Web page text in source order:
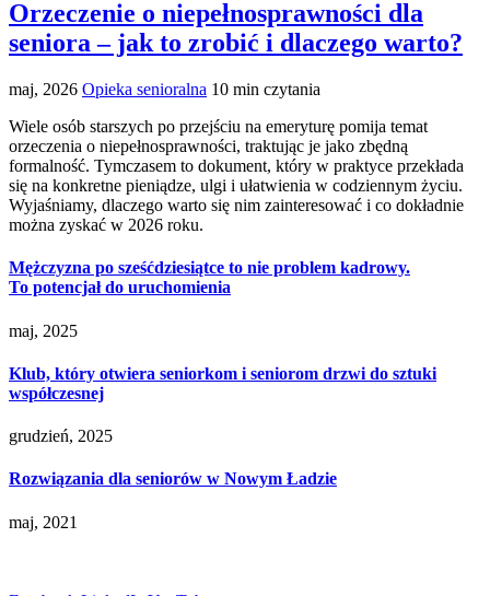
Orzeczenie o niepełnosprawności dla
seniora – jak to zrobić i dlaczego warto?
maj, 2026 Opieka senioralna 10 min czytania
Wiele osób starszych po przejściu na emeryturę pomija temat
orzeczenia o niepełnosprawności, traktując je jako zbędną
formalność. Tymczasem to dokument, który w praktyce przekłada
się na konkretne pieniądze, ulgi i ułatwienia w codziennym życiu.
Wyjaśniamy, dlaczego warto się nim zainteresować i co dokładnie
można zyskać w 2026 roku.
Mężczyzna po sześćdziesiątce to nie problem kadrowy.
To potencjał do uruchomienia
maj, 2025
Klub, który otwiera seniorkom i seniorom drzwi do sztuki
współczesnej
grudzień, 2025
Rozwiązania dla seniorów w Nowym Ładzie
maj, 2021